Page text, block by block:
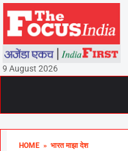
9 August 2026
HOME » भारत माझा देश